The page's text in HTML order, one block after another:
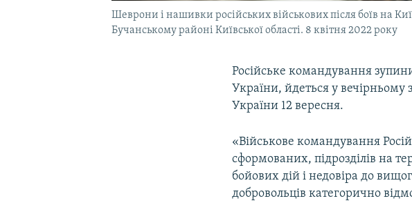
Шеврони і нашивки російських військових після боїв на
Бучанському районі Київської області. 8 квітня 2022 року
Російське командування
України, йдеться у
України 12 вересня.
«Військове командування
сформованих, підрозділів на
бойових дій і недовіра до
добровольців категорично